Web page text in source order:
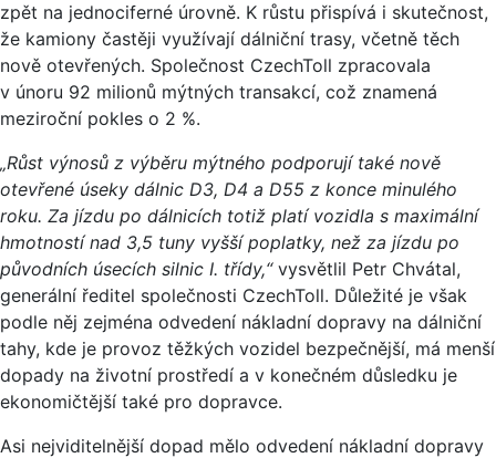
zpět na jednociferné úrovně. K růstu přispívá i skutečnost,
že kamiony častěji využívají dálniční trasy, včetně těch
nově otevřených. Společnost CzechToll zpracovala
v únoru 92 milionů mýtných transakcí, což znamená
meziroční pokles o 2 %.
„Růst výnosů z výběru mýtného podporují také nově
otevřené úseky dálnic D3, D4 a D55 z konce minulého
roku. Za jízdu po dálnicích totiž platí vozidla s maximální
hmotností nad 3,5 tuny vyšší poplatky, než za jízdu po
původních úsecích silnic I. třídy,“vysvětlil Petr Chvátal,
generální ředitel společnosti CzechToll. Důležité je však
podle něj zejména odvedení nákladní dopravy na dálniční
tahy, kde je provoz těžkých vozidel bezpečnější, má menší
dopady na životní prostředí a v konečném důsledku je
ekonomičtější také pro dopravce.
Asi nejviditelnější dopad mělo odvedení nákladní dopravy